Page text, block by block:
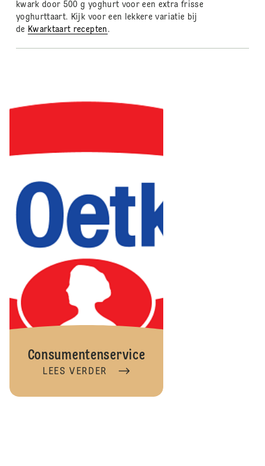
kwark door 500 g yoghurt voor een extra frisse
yoghurttaart. Kijk voor een lekkere variatie bij
de Kwarktaart recepten .
Consumentenservice
LEES VERDER